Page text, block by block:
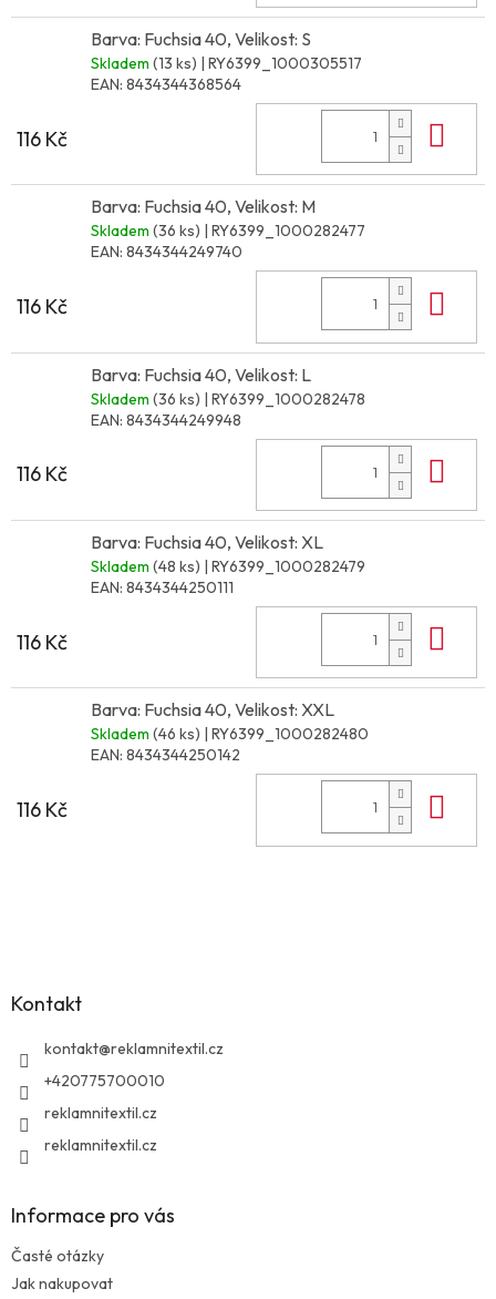
Barva: Fuchsia 40, Velikost: S
Skladem (13 ks) | RY6399_1000305517
EAN: 8434344368564
116 Kč
Barva: Fuchsia 40, Velikost: M
Skladem (36 ks) | RY6399_1000282477
EAN: 8434344249740
116 Kč
Barva: Fuchsia 40, Velikost: L
Skladem (36 ks) | RY6399_1000282478
EAN: 8434344249948
116 Kč
Barva: Fuchsia 40, Velikost: XL
Skladem (48 ks) | RY6399_1000282479
EAN: 8434344250111
116 Kč
Barva: Fuchsia 40, Velikost: XXL
Skladem (46 ks) | RY6399_1000282480
EAN: 8434344250142
116 Kč
Kontakt
kontakt@reklamnitextil.cz
+420775700010
reklamnitextil.cz
reklamnitextil.cz
Informace pro vás
Časté otázky
Jak nakupovat